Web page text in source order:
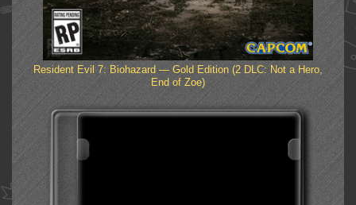
Resident Evil 7: Biohazard — Gold Edition (2 DLC: Not a Hero,
End of Zoe)